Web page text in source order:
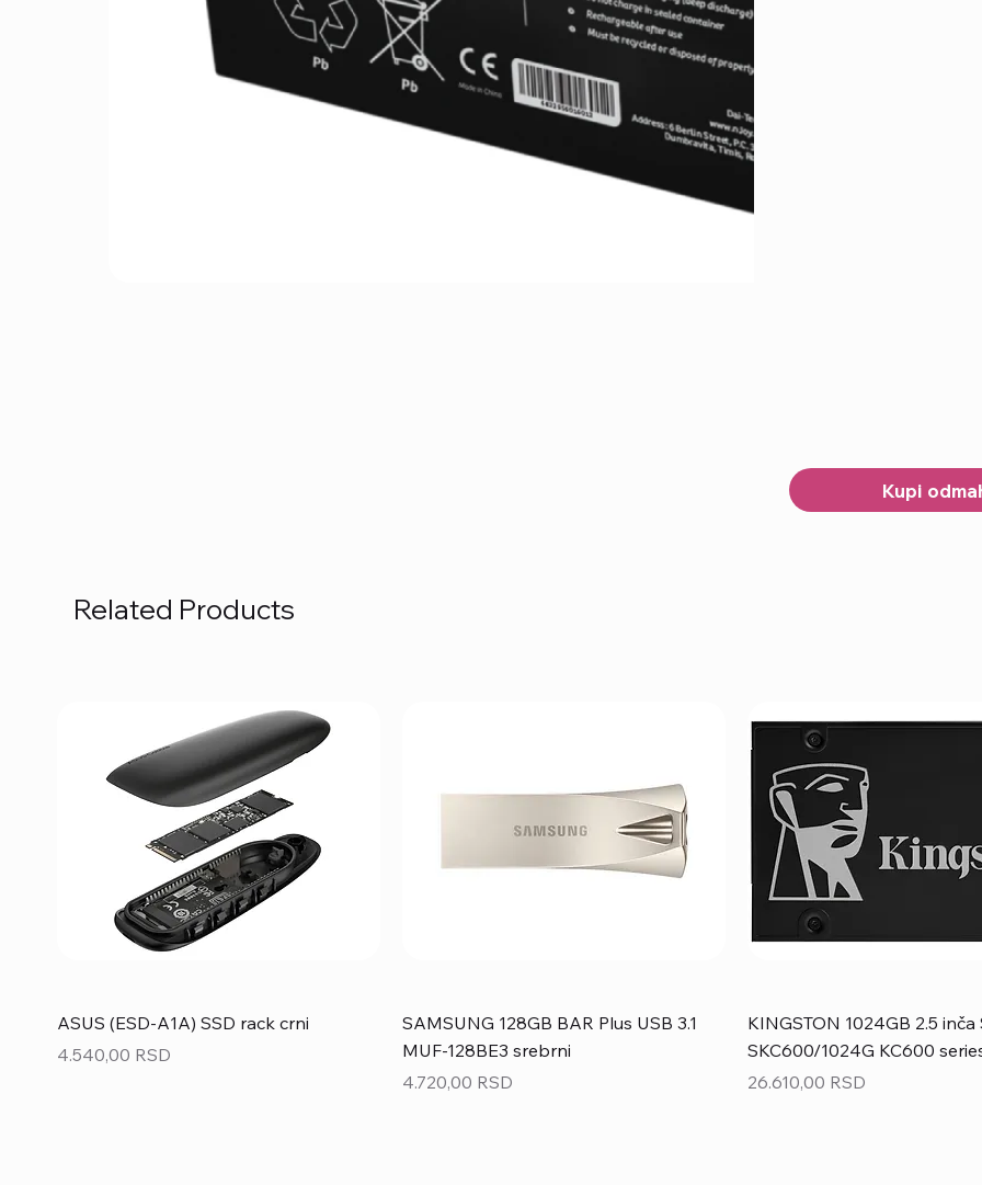
Kupi
Related Products
ASUS (ESD-A1A) SSD rack crni
Price
4.540,00 RSD
SAMSUNG 128GB BAR Plus USB 3.1
MUF-128BE3 srebrni
Price
4.720,00 RSD
KINGSTON 1024GB 2.5 inča
SKC600/1024G KC600
Price
26.610,00 RSD